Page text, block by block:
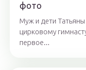
фото
Муж и дети
цирковому
первое...